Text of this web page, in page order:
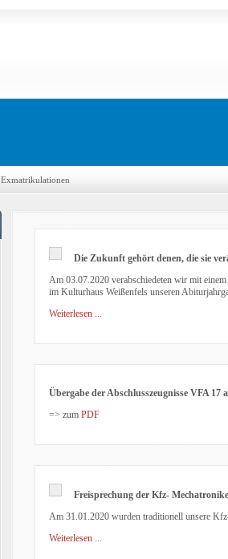
Exmatrikulationen
Die Zukunft gehört denen, die sie
Am 03.07.2020 verabschiedeten wir mit
im Kulturhaus Weißenfels unseren
Weiterlesen ...
Übergabe der Abschlusszeugnisse VFA 17
=> zum PDF
Freisprechung der Kfz-
Am 31.01.2020 wurden traditionell unsere
Weiterlesen ...